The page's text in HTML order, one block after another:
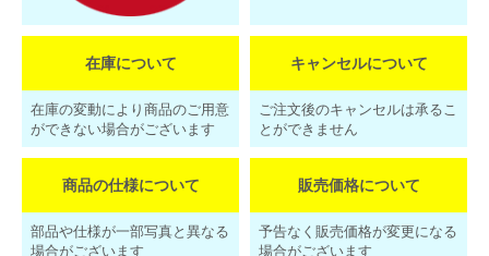
在庫について
在庫の変動により商品のご用意
ができない場合がございます
キャンセルについて
ご注文後のキャンセルは承るこ
とができません
商品の仕様について
部品や仕様が一部写真と異なる
場合がございます
販売価格について
予告なく販売価格が変更になる
場合がございます